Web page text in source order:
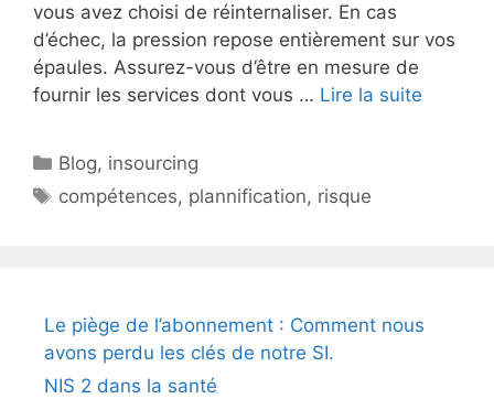
vous avez choisi de réinternaliser. En cas
d’échec, la pression repose entièrement sur vos
épaules. Assurez-vous d’être en mesure de
fournir les services dont vous … Lire la suite
Catégories
Blog, insourcing
Étiquettes
compétences, plannification, risque
Le piège de l’abonnement : Comment nous
avons perdu les clés de notre SI.
NIS 2 dans la santé